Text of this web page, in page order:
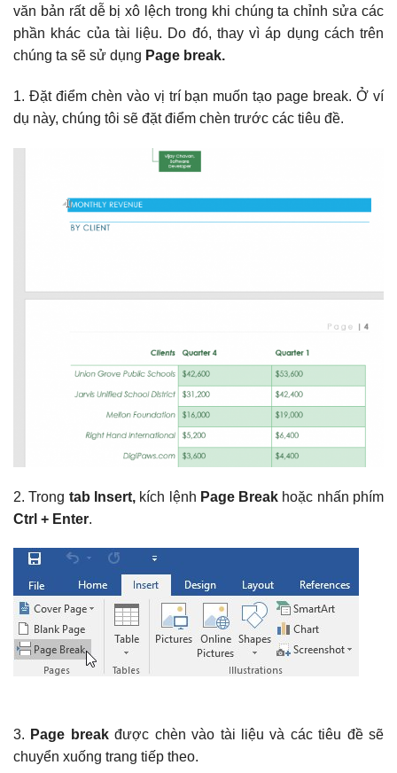
văn bản rất dễ bị xô lệch trong khi chúng ta chỉnh sửa các
phần khác của tài liệu. Do đó, thay vì áp dụng cách trên
chúng ta sẽ sử dụng Page break.
1. Đặt điểm chèn vào vị trí bạn muốn tạo page break. Ở ví
dụ này, chúng tôi sẽ đặt điểm chèn trước các tiêu đề.
2. Trong tab Insert,kích lệnh Page Break hoặc nhấn phím
Ctrl + Enter.
3. Page breakđược chèn vào tài liệu và các tiêu đề sẽ
chuyển xuống trang tiếp theo.